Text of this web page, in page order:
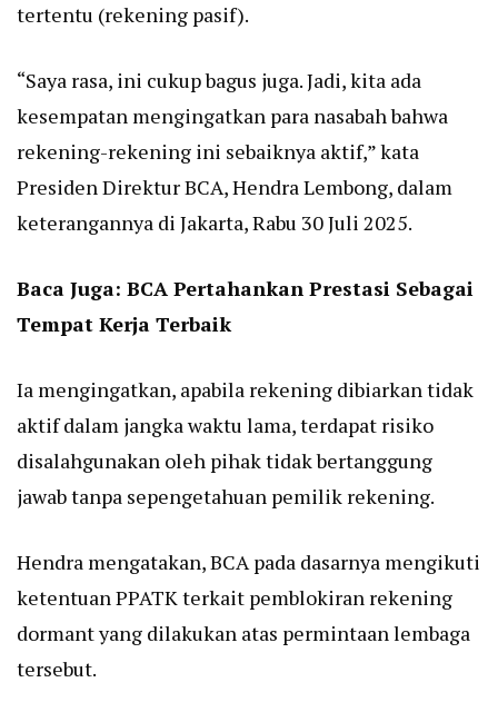
tertentu (rekening pasif).
“Saya rasa, ini cukup bagus juga. Jadi, kita ada
kesempatan mengingatkan para nasabah bahwa
rekening-rekening ini sebaiknya aktif,” kata
Presiden Direktur BCA, Hendra Lembong, dalam
keterangannya di Jakarta, Rabu 30 Juli 2025.
Baca Juga: BCA Pertahankan Prestasi Sebagai
Tempat Kerja Terbaik
Ia mengingatkan, apabila rekening dibiarkan tidak
aktif dalam jangka waktu lama, terdapat risiko
disalahgunakan oleh pihak tidak bertanggung
jawab tanpa sepengetahuan pemilik rekening.
Hendra mengatakan, BCA pada dasarnya mengikuti
ketentuan PPATK terkait pemblokiran rekening
dormant yang dilakukan atas permintaan lembaga
tersebut.